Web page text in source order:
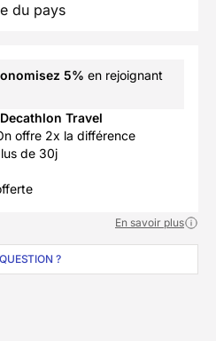
du pays
5% en rejoignant
Travel
offre 2x la différence
de 30j
En savoir plus
?